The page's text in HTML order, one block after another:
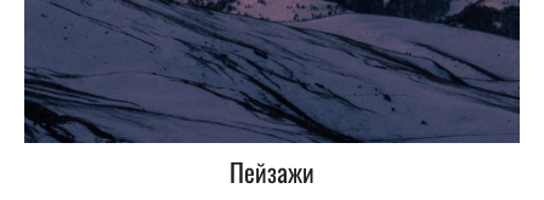
Пейзажи